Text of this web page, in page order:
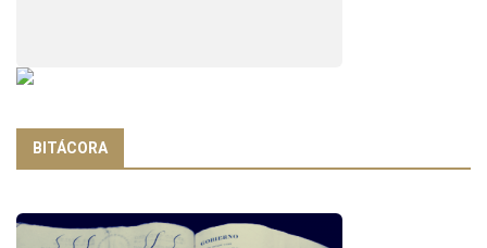
BITÁCORA